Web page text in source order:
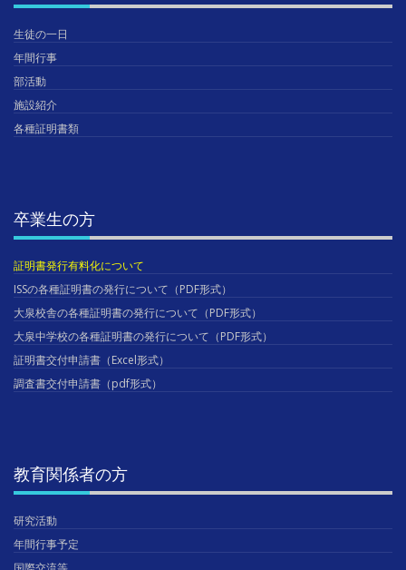
生徒の一日
年間行事
部活動
施設紹介
各種証明書類
卒業生の方
証明書発行有料化について
ISSの各種証明書の発行について（PDF形式）
大泉校舎の各種証明書の発行について（PDF形式）
大泉中学校の各種証明書の発行について（PDF形式）
証明書交付申請書（Excel形式）
調査書交付申請書（pdf形式）
教育関係者の方
研究活動
年間行事予定